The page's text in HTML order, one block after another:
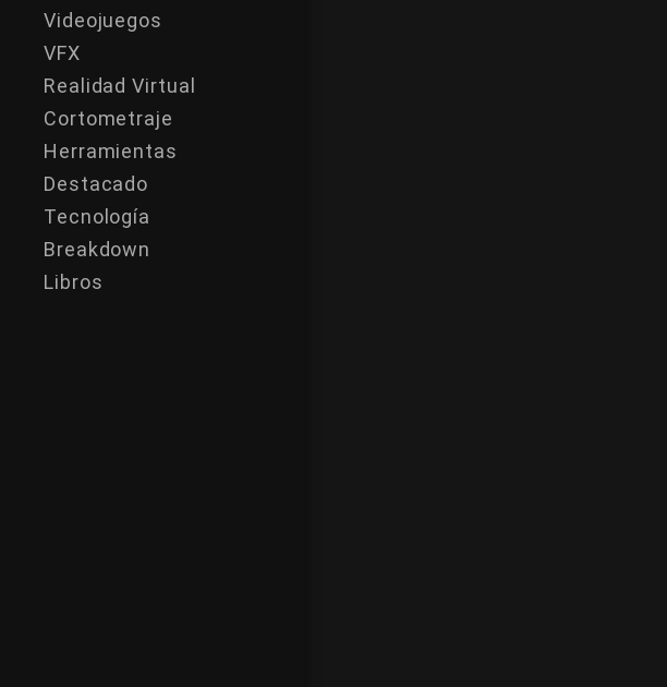
Videojuegos
VFX
Realidad Virtual
Cortometraje
Herramientas
Destacado
Tecnología
Breakdown
Libros